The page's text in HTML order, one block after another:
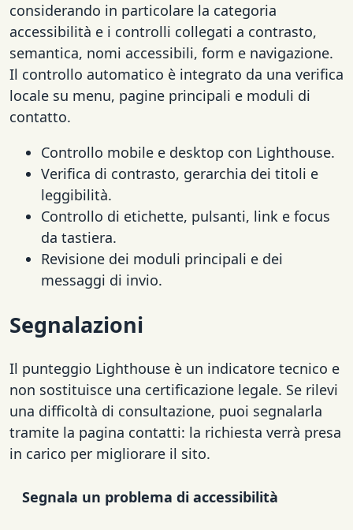
considerando in particolare la categoria
accessibilità e i controlli collegati a contrasto,
semantica, nomi accessibili, form e navigazione.
Il controllo automatico è integrato da una verifica
locale su menu, pagine principali e moduli di
contatto.
Controllo mobile e desktop con Lighthouse.
Verifica di contrasto, gerarchia dei titoli e
leggibilità.
Controllo di etichette, pulsanti, link e focus
da tastiera.
Revisione dei moduli principali e dei
messaggi di invio.
Segnalazioni
Il punteggio Lighthouse è un indicatore tecnico e
non sostituisce una certificazione legale. Se rilevi
una difficoltà di consultazione, puoi segnalarla
tramite la pagina contatti: la richiesta verrà presa
in carico per migliorare il sito.
Segnala un problema di accessibilità